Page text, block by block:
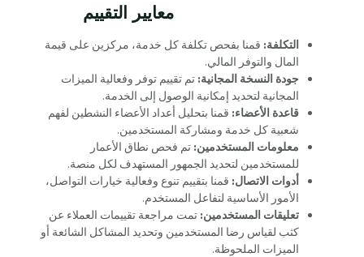
معايير التقييم
التكلفة: قمنا بفحص تكلفة كل خدمة، مركزين على قيمة
المال والتوفر المالي.
جودة النسخة المجانية: تم تقييم توفر وفعالية الميزات
المجانية لتحديد إمكانية الوصول إلى الخدمة.
قاعدة الأعضاء: قمنا بتحليل أعداد الأعضاء النشطين لفهم
شعبية كل خدمة ومشاركة المستخدمين.
معلومات المستخدمين: تم فحص نطاق الأعمار
للمستخدمين لتحديد الجمهور المستهدف لكل منصة.
أدوات الاتصال: قمنا بتقييم تنوع وفعالية خيارات التواصل،
الأمور الأساسية لتفاعل المستخدم.
تعليقات المستخدمين: تمت مراجعة تقييمات العملاء عن
كثب لقياس رضا المستخدمين وتحديد المشاكل الشائعة أو
الميزات الملحوظة.